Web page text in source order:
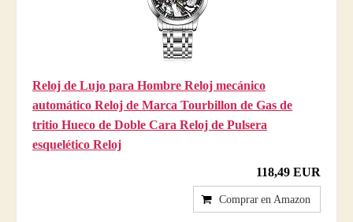
Reloj de Lujo para Hombre Reloj mecánico
automático Reloj de Marca Tourbillon de Gas de
tritio Hueco de Doble Cara Reloj de Pulsera
esquelético Reloj
118,49 EUR
Comprar en Amazon